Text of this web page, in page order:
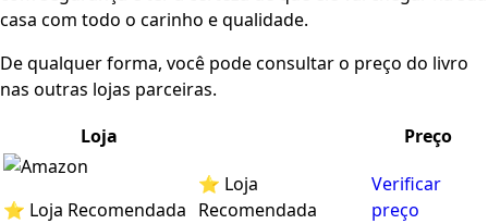
casa com todo o carinho e qualidade.
De qualquer forma, você pode consultar o preço do livro
nas outras lojas parceiras.
Loja
Preço
⭐ Loja Recomendada
⭐ Loja
Recomendada
Verificar
preço